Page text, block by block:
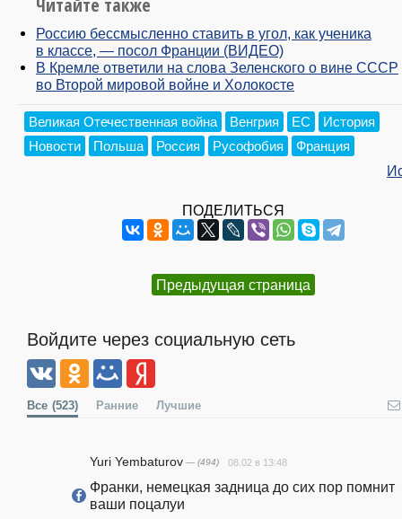
Читайте также
Россию бессмысленно ставить в угол, как ученика
в классе, — посол Франции (ВИДЕО)
В Кремле ответили на слова Зеленского о вине СССР
во Второй мировой войне и Холокосте
Великая Отечественная война Венгрия ЕС
История
Новости
Польша Россия Русофобия Франция
ПОДЕЛИТЬСЯ
Предыдущая страница
Войдите через социальную сеть
Все (523) Ранние Лучшие
Yuri Yembaturov — (494) 08.02 в 13:48
Франки, немецкая задница до сих пор помнит
ваши поцалуи